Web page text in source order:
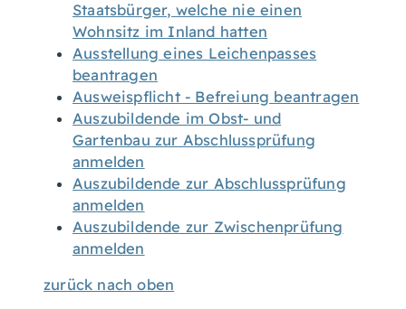
Staatsbürger, welche nie einen
Wohnsitz im Inland hatten
Ausstellung eines Leichenpasses
beantragen
Ausweispflicht - Befreiung beantragen
Auszubildende im Obst- und
Gartenbau zur Abschlussprüfung
anmelden
Auszubildende zur Abschlussprüfung
anmelden
Auszubildende zur Zwischenprüfung
anmelden
zurück nach oben